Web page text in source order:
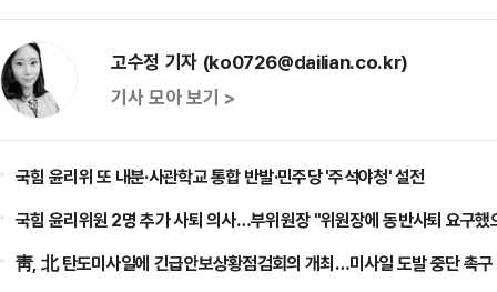
고수정 기자 (ko0726@dailian.co.kr)
기사 모아 보기 >
국힘 윤리위 또 내분·사관학교 통합 반발·민주당 '주석야청' 설전
국힘 윤리위원 2명 추가 사퇴 의사…부위원장 "위원장에 동반사퇴 요구했
靑, 北 탄도미사일에 긴급안보상황점검회의 개최…미사일 도발 중단 촉구